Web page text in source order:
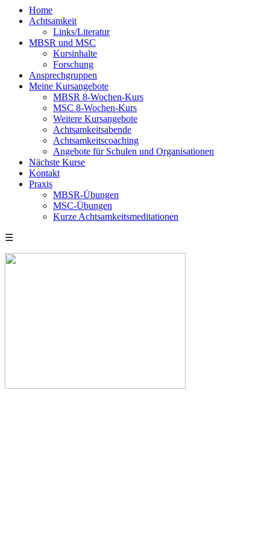
Home
Achtsamkeit
Links/Literatur
MBSR und MSC
Kursinhalte
Forschung
Ansprechgruppen
Meine Kursangebote
MBSR 8-Wochen-Kurs
MSC 8-Wochen-Kurs
Weitere Kursangebote
Achtsamkeitsabende
Achtsamkeitscoaching
Angebote für Schulen und Organisationen
Nächste Kurse
Kontakt
Praxis
MBSR-Übungen
MSC-Übungen
Kurze Achtsamkeitsmeditationen
☰